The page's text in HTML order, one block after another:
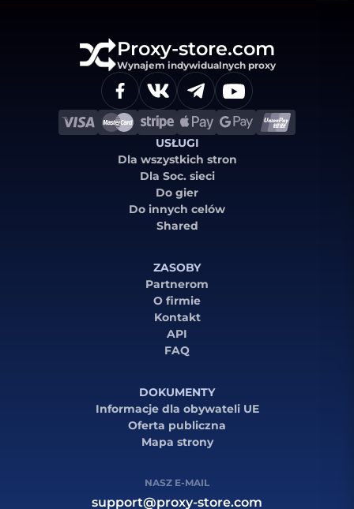
Proxy-store.com
Wynajem indywidualnych proxy
USŁUGI
Dla wszystkich stron
Dla Soc. sieci
Do gier
Do innych celów
Shared
ZASOBY
Partnerom
O firmie
Kontakt
API
FAQ
DOKUMENTY
Informacje dla obywateli UE
Oferta publiczna
Mapa strony
NASZ E-MAIL
support@proxy-store.com